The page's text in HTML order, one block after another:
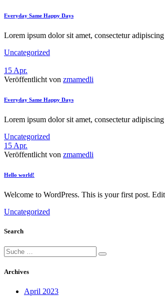
Everyday Same Happy Days
Lorem ipsum dolor sit amet, consectetur
Uncategorized
15 Apr.
Veröffentlicht von zmamedli
Everyday Same Happy Days
Lorem ipsum dolor sit amet, consectetur
Uncategorized
15 Apr.
Veröffentlicht von zmamedli
Hello world!
Welcome to WordPress. This is your first post.
Uncategorized
Search
Suche
nach:
Archives
April 2023